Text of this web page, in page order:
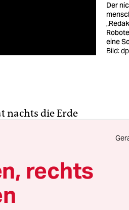
Der
eine
Bild:
nachts die Erde
für ihn eine
der Erdstoß war.
erstellte
mit den Daten,
rechts